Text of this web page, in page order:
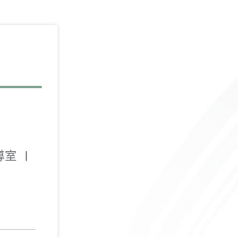
室 |